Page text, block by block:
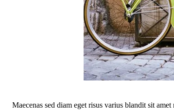
Maecenas sed diam eget risus varius blandit sit